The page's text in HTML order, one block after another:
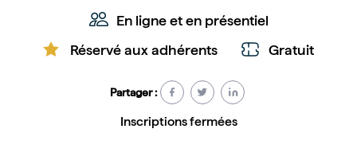
En ligne et en présentiel
Réservé aux adhérents
Gratuit
Partager :
Inscriptions fermées